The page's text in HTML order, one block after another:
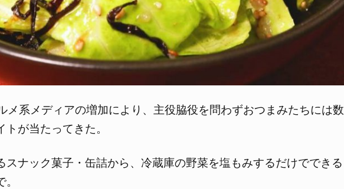
メ系メディアの増加により、主役脇役を問わずおつまみたちには数
が当たってきた。
スナック菓子・缶詰から、冷蔵庫の野菜を塩もみするだけでできる